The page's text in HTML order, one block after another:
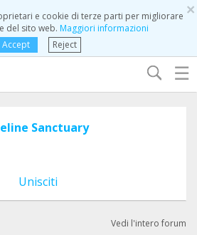
×
e cookie di terze parti per migliorare
del sito web. Maggiori informazioni
Accept
Reject
☰
Sanctuary
Unisciti
Vedi l'intero forum